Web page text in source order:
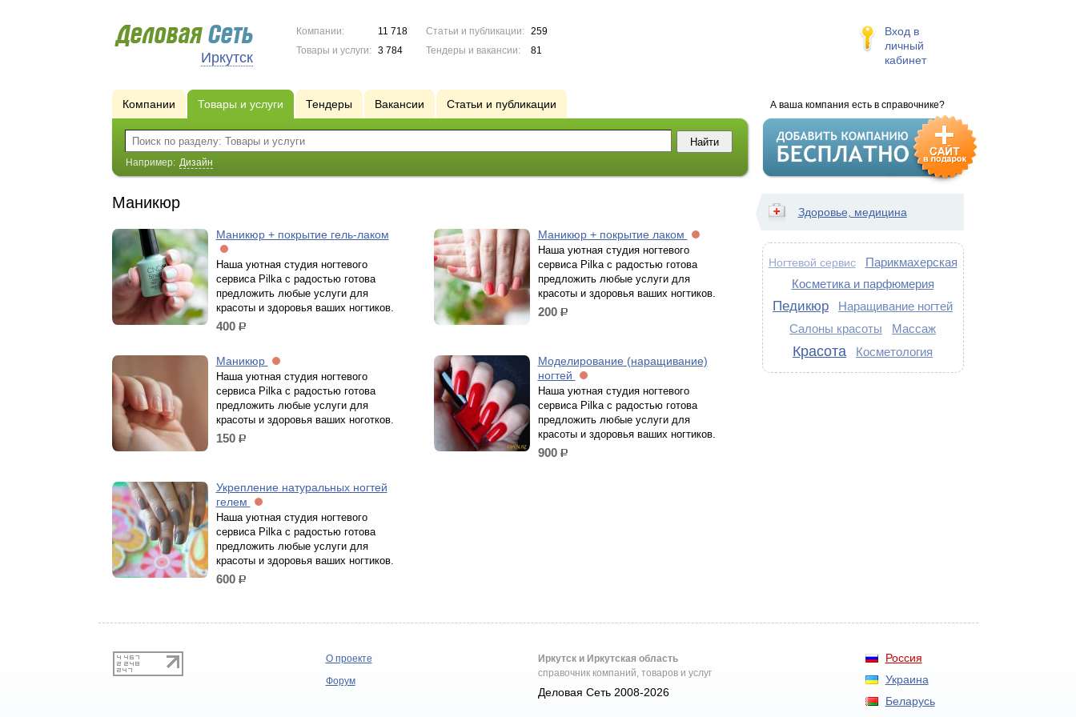
Иркутск
Компании:
11 718
Товары и услуги:
3 784
Статьи и публикации:
259
Тендеры и вакансии:
81
Вход в
личный
кабинет
А ваша компания есть в справочнике?
Компании Товары и услуги Тендеры Вакансии Статьи и публикации
Например: Дизайн
Маникюр
Маникюр + покрытие гель-лаком
Наша уютная студия ногтевого
сервиса Pilka с радостью готова
предложить любые услуги для
красоты и здоровья ваших ногтиков.
400 р.
Маникюр + покрытие лаком
Наша уютная студия ногтевого
сервиса Pilka с радостью готова
предложить любые услуги для
красоты и здоровья ваших ногтиков.
200 р.
Маникюр
Наша уютная студия ногтевого
сервиса Pilka с радостью готова
предложить любые услуги для
красоты и здоровья ваших ноготков.
150 р.
Моделирование (наращивание)
ногтей
Наша уютная студия ногтевого
сервиса Pilka с радостью готова
предложить любые услуги для
красоты и здоровья ваших ногтиков.
900 р.
Укрепление натуральных ногтей
гелем
Наша уютная студия ногтевого
сервиса Pilka с радостью готова
предложить любые услуги для
красоты и здоровья ваших ногтиков.
600 р.
Здоровье, медицина
Ногтевой сервис
Парикмахерская
Косметика и парфюмерия
Педикюр
Наращивание ногтей
Салоны красоты
Массаж
Красота Косметология
Россия
Украина
Беларусь
О проекте
Форум
Иркутск и Иркутская область
справочник компаний, товаров и услуг
Деловая Сеть 2008-2026